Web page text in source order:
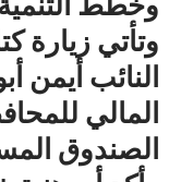
وتأتي زيارة
النائب أيمن
المالي
الصندوق